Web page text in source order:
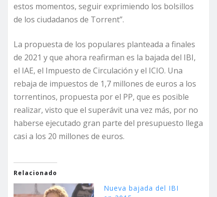
estos momentos, seguir exprimiendo los bolsillos
de los ciudadanos de Torrent”.
La propuesta de los populares planteada a finales
de 2021 y que ahora reafirman es la bajada del IBI,
el IAE, el Impuesto de Circulación y el ICIO. Una
rebaja de impuestos de 1,7 millones de euros a los
torrentinos, propuesta por el PP, que es posible
realizar, visto que el superávit una vez más, por no
haberse ejecutado gran parte del presupuesto llega
casi a los 20 millones de euros.
Relacionado
Nueva bajada del IBI